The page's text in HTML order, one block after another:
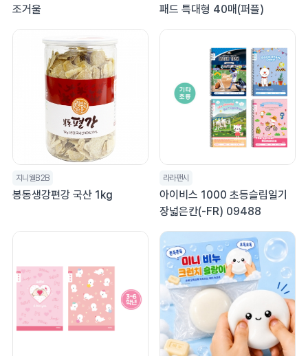
조거울
패드 특대형 40매(퍼플)
지니웰B2B
봉동생강편강 국산 1kg
라라팬시
아이비스 1000 초등슬림일기
장넓은칸(-FR) 09488